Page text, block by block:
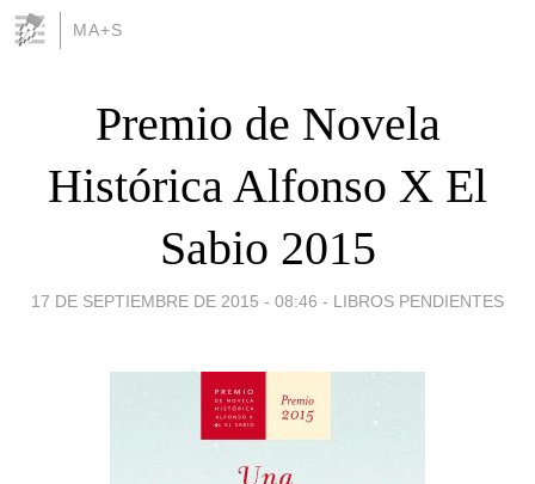
MA+S
Premio de Novela
Histórica Alfonso X El
Sabio 2015
17 DE SEPTIEMBRE DE 2015 - 08:46 - LIBROS PENDIENTES